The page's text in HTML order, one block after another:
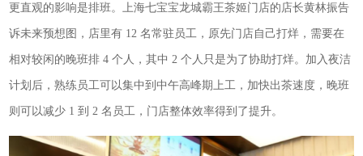
更直观的影响是排班。上海七宝宝龙城霸王茶姬门店的店长黄林振告
诉未来预想图，店里有 12 名常驻员工，原先门店自己打烊，需要在
相对较闲的晚班排 4 个人，其中 2 个人只是为了协助打烊。加入夜洁
计划后，熟练员工可以集中到中午高峰期上工，加快出茶速度，晚班
则可以减少 1 到 2 名员工，门店整体效率得到了提升。